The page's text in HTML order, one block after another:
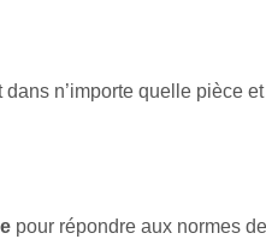
n’importe quelle pièce
pour répondre aux normes